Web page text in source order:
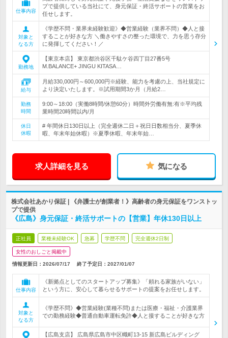
仕事内容
プで提供している当社にて、身元保証・終活サポートの営業をお
任せします。
対象と
なる方
《学歴不問・業界未経験歓迎》◆営業経験（業界不問）◆人と接
することが好きな方 ＼働きやすさの整った環境で、力を思う存分
に発揮してください！／
勤務地
【東京本店】 東京都渋谷区千駄ケ谷四丁目27番5号
M.BALANCE+ JINGU KITASA…
給与
月給330,000円～600,000円※経験、能力を考慮の上、当社規定に
より決定いたします。※試用期間3か月（月給2…
勤務
時間
9:00～18:00（実働8時間/休憩60分）時間外労働有無:有※平均残
業時間20時間以内/月
休日
休暇
# 年間休日130日以上（完全週休二日＋祝日日数相当分、夏季休
暇、年末年始休暇）※夏季休暇、年末年始…
求人詳細を見る 気になる
株式会社あかり保証 | 《弁護士が創業者！》高齢者の身元保証をワンストッ
プで提供
《広島》身元保証・終活サポートの【営業】年休130日以上
正社員 業種未経験OK 急募 学歴不問 完全週休2日制
女性のおしごと掲載中
情報更新日：2026/07/17 終了予定日： 2027/01/07
仕事内容
《新拠点としてのスタートアップ募集》「頼れる家族がいない」
という方に、安心して暮らせるサポートの提案をお任せします。
対象と
なる方
《学歴不問》◆営業経験(業種不問)または医療・福祉・介護業界
での勤務経験◆普通自動車運転免許◆人と接することが好きな方
【広島支店】 広島県広島市中区幟町13-15 新広島ビルディング